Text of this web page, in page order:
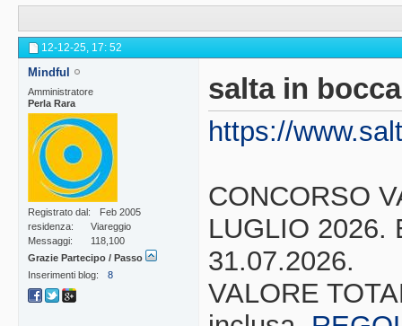
12-12-25, 17: 52
Mindful
Amministratore
Perla Rara
Registrato dal
Feb 2005
residenza
Viareggio
Messaggi
118,100
Grazie Partecipo / Passo
Inserimenti blog
8
salta in
https://
CONCORSO
LUGLIO 2026.
31.07.2026.
VALORE